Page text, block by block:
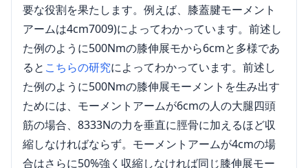
要な役割を果たします。例えば、膝蓋腱モーメント
アームは4cm7009)によってわかっています。前述し
た例のように500Nmの膝伸展モから6cmと多様であ
ると こちらの研究によってわかっています。前述し
た例のように500Nmの膝伸展モーメントを生み出す
ためには、モーメントアームが6cmの人の大腿四頭
筋の場合、8333Nの力を垂直に脛骨に加えるほど収
縮しなければならず。モーメントアームが4cmの場
合はさらに50%強く収縮しなければ同じ膝伸展モー